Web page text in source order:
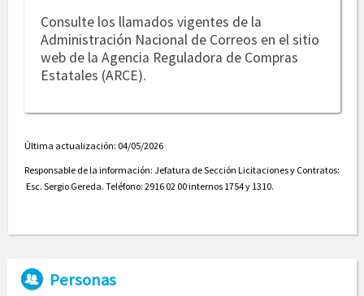
Consulte los llamados vigentes de la
Administración Nacional de Correos en el sitio
web de la Agencia Reguladora de Compras
Estatales (ARCE).
Última actualización: 04/05/2026
Responsable de la información: Jefatura de Sección Licitaciones y Contratos:
Esc. Sergio Gereda. Teléfono: 2916 02 00 internos 1754 y 1310.
Personas